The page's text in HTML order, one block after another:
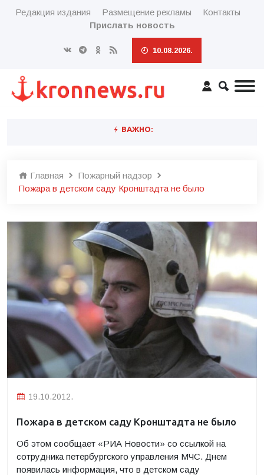
Редакция издания Размещение рекламы
Контакты
Прислать новость
10.08.2026.
ВАЖНО:
Главная
Пожарный надзор
Пожара в детском саду Кронштадта не было
19.10.2012.
Пожара в детском саду Кронштадта не было
Об этом сообщает «РИА Новости» со ссылкой на
сотрудника петербургского управления МЧС. Днем
появилась информация, что в детском саду